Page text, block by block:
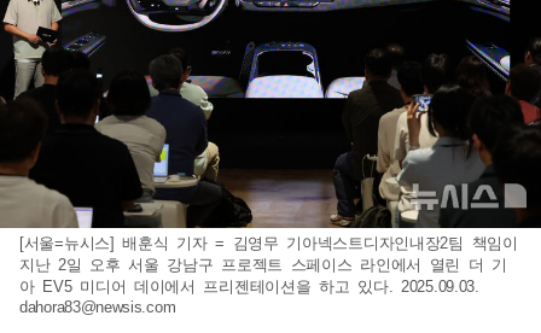
[서울=뉴시스] 배훈식 기자 = 김영무 기아넥스트디자인내장2팀 책임이
지난 2일 오후 서울 강남구 프로젝트 스페이스 라인에서 열린 더 기
아 EV5 미디어 데이에서 프리젠테이션을 하고 있다. 2025.09.03.
dahora83@newsis.com